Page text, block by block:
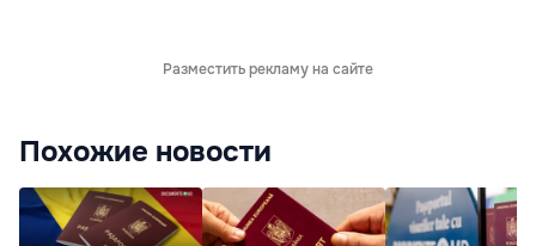
Разместить рекламу на сайте
Похожие новости